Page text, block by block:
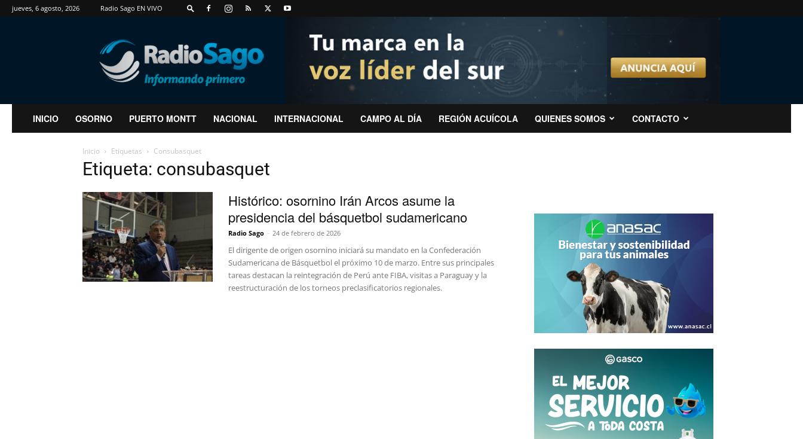
jueves, 6 agosto, 2026 Radio Sago EN VIVO
RadioSago
INICIO OSORNO PUERTO MONTT NACIONAL INTERNACIONAL CAMPO AL DÍA REGIÓN ACUÍCOLA QUIENES SOMOS CONTACTO
Inicio Etiquetas Consubasquet
Etiqueta: consubasquet
Histórico: osornino Irán Arcos asume la
presidencia del básquetbol sudamericano
Radio Sago - 24 de febrero de 2026
El dirigente de origen osornino iniciará su mandato en la Confederación
Sudamericana de Básquetbol el próximo 10 de marzo. Entre sus principales
tareas destacan la reintegración de Perú ante FIBA, visitas a Paraguay y la
reestructuración de los torneos preclasificatorios regionales.